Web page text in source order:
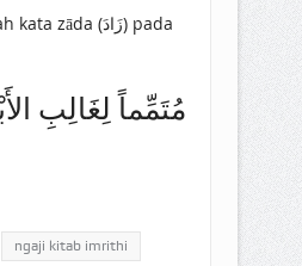
مُتَمِّماً لِغَالِبِ
ngaji kitab imrithi